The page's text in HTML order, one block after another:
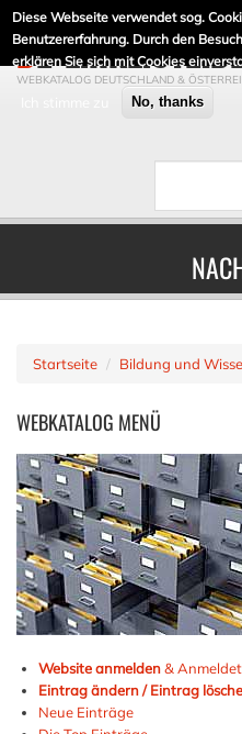
Diese Webseite verwendet sog.
Benutzererfahrung. Durch den
erklären Sie sich mit Cookies
No, thanks
DE-
WEBKATALOG DEUTSCHLAND &
Startseite Bildung und
WEBKATALOG MENÜ
Website anmelden&
Eintrag ändern / Eintrag
Neue Einträge